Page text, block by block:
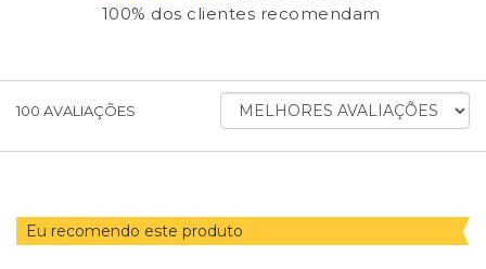
100% dos clientes recomendam
100 AVALIAÇÕES
ORDENAR
AVALIAÇÕES
Eu recomendo este produto